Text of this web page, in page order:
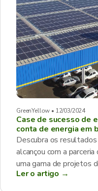
GreenYellow • 12/03/2024
Case de sucesso de
conta de energia em
Descubra os
alcançou com a
uma gama de projetos
Ler o artigo →